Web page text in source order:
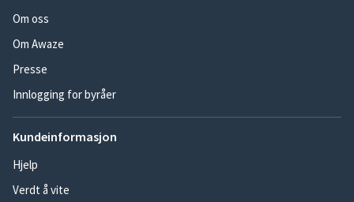
Om oss
Om Awaze
Presse
Innlogging for byråer
Kundeinformasjon
Hjelp
Verdt å vite